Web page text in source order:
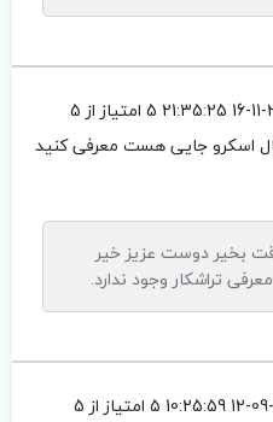
5 امتیاز از 5
اسکرو جایی هست معرفی کنید
بخیر دوست عزیز خیر
تراشکار وجود ندارد.
5 امتیاز از 5